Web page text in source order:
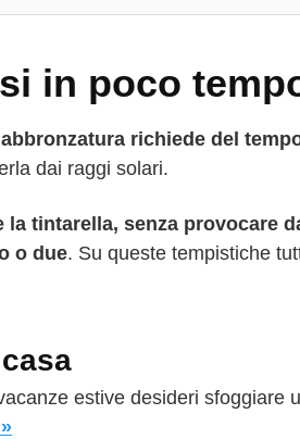
in poco
richiede del
dai raggi solari.
la tintarella, senza provocare
o due. Su queste tempistiche
estive desideri sfoggiare